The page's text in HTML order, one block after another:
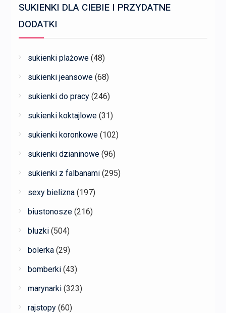
SUKIENKI DLA CIEBIE I PRZYDATNE
DODATKI
sukienki plażowe (48)
sukienki jeansowe (68)
sukienki do pracy (246)
sukienki koktajlowe (31)
sukienki koronkowe (102)
sukienki dzianinowe (96)
sukienki z falbanami (295)
sexy bielizna (197)
biustonosze (216)
bluzki (504)
bolerka (29)
bomberki (43)
marynarki (323)
rajstopy (60)